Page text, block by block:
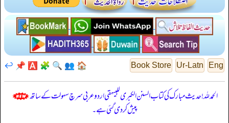
Eng
Ur-Latn
Book Store
🏠
👥
🔍
🧩
🅰️
📌
↩️
الحمدللہ! حدیث مبارک کی کتاب السنن الكبرى للبيهقي اردو عربی سرچ سہولت کے ساتھ
پیش کر دی گئی ہے۔